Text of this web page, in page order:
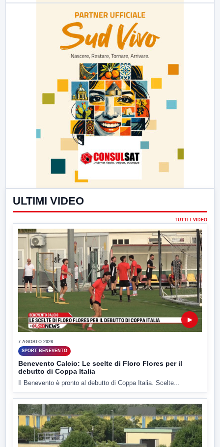
ULTIMI VIDEO
TUTTI I VIDEO
▶
7 AGOSTO 2026
SPORT BENEVENTO
Benevento Calcio: Le scelte di Floro Flores per il
debutto di Coppa Italia
Il Benevento è pronto al debutto di Coppa Italia. Scelte...